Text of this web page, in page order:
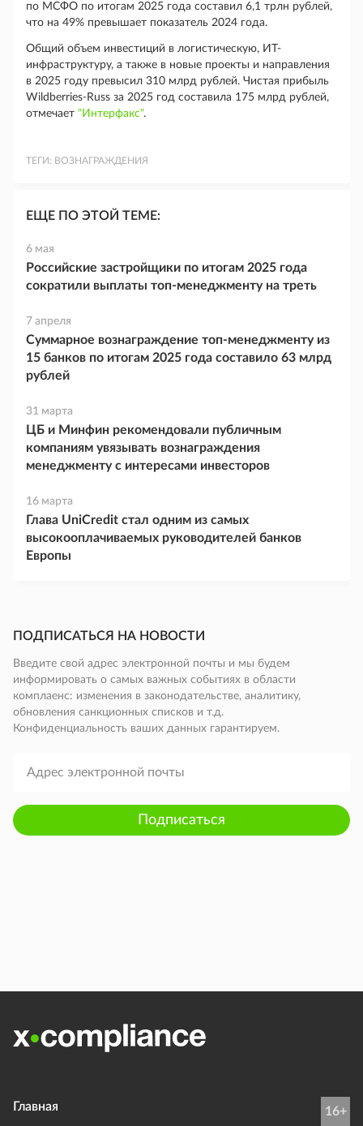
по МСФО по итогам 2025 года составил 6,1 трлн рублей,
что на 49% превышает показатель 2024 года.
Общий объем инвестиций в логистическую, ИТ-
инфраструктуру, а также в новые проекты и направления
в 2025 году превысил 310 млрд рублей. Чистая прибыль
Wildberries-Russ за 2025 год составила 175 млрд рублей,
отмечает "Интерфакс".
ТЕГИ: ВОЗНАГРАЖДЕНИЯ
ЕЩЕ ПО ЭТОЙ ТЕМЕ:
6 мая
Российские застройщики по итогам 2025 года
сократили выплаты топ-менеджменту на треть
7 апреля
Суммарное вознаграждение топ-менеджменту из
15 банков по итогам 2025 года составило 63 млрд
рублей
31 марта
ЦБ и Минфин рекомендовали публичным
компаниям увязывать вознаграждения
менеджменту с интересами инвесторов
16 марта
Глава UniCredit стал одним из самых
высокооплачиваемых руководителей банков
Европы
ПОДПИСАТЬСЯ НА НОВОСТИ
Введите свой адрес электронной почты и мы будем
информировать о самых важных событиях в области
комплаенс: изменения в законодательстве, аналитику,
обновления санкционных списков и т.д.
Конфиденциальность ваших данных гарантируем.
Подписаться
Главная 16+